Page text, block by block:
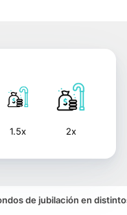
1.5x 2x
de jubilación en